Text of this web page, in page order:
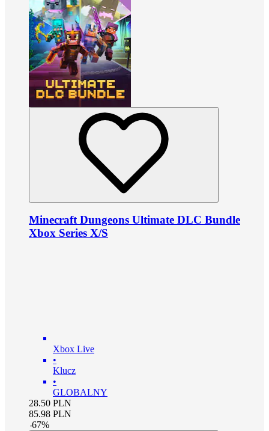
Minecraft Dungeons Ultimate DLC Bundle
Xbox Series X/S
Xbox Live
•
Klucz
•
GLOBALNY
28.50 PLN
85.98 PLN
-67%